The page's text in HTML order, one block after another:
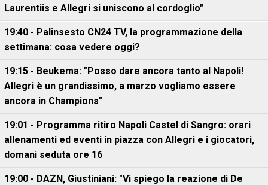
Laurentiis e Allegri si uniscono al cordoglio"
19:40 - Palinsesto CN24 TV, la programmazione della
settimana: cosa vedere oggi?
19:15 - Beukema: "Posso dare ancora tanto al Napoli!
Allegri è un grandissimo, a marzo vogliamo essere
ancora in Champions"
19:01 - Programma ritiro Napoli Castel di Sangro: orari
allenamenti ed eventi in piazza con Allegri e i giocatori,
domani seduta ore 16
19:00 - DAZN, Giustiniani: "Vi spiego la reazione di De